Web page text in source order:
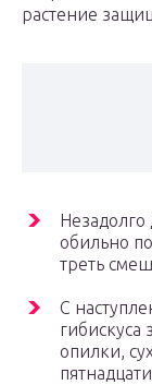
растение
обильно
треть
С
гибискуса
опилки,